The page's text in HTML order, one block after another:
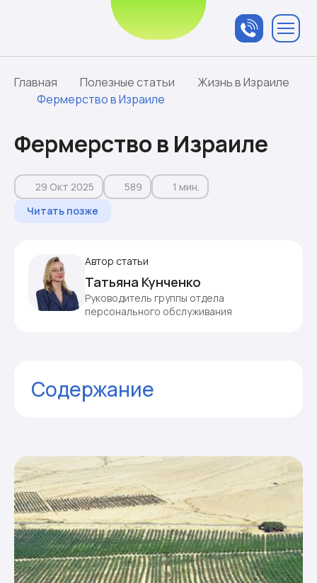
менеджером
Главная Полезные статьи
Жизнь в Израиле
Фермерство в Израиле
Фермерство в Израиле
Читать позже
29 Окт 2025 589 1 мин.
Автор статьи
Татьяна Кунченко
Руководитель группы отдела
персонального обслуживания
Содержание